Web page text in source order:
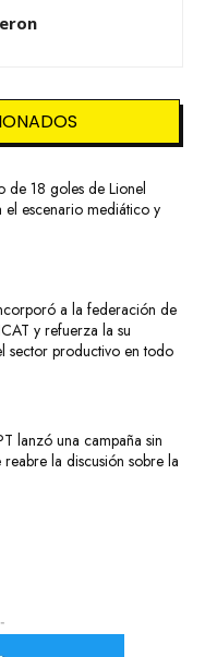
de 18 goles de Lionel
el escenario mediático y
a la federación de
y refuerza la su
sector productivo en todo
lanzó una campaña sin
la discusión sobre la